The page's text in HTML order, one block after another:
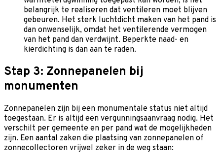
belangrijk te realiseren dat ventileren moet blijven
gebeuren. Het sterk luchtdicht maken van het pand is
dan onwenselijk, omdat het ventilerende vermogen
van het pand dan verdwijnt. Beperkte naad- en
kierdichting is dan aan te raden.
Stap 3: Zonnepanelen bij
monumenten
Zonnepanelen zijn bij een monumentale status niet altijd
toegestaan. Er is altijd een vergunningsaanvraag nodig. Het
verschilt per gemeente en per pand wat de mogelijkheden
zijn. Een aantal zaken die plaatsing van zonnepanelen of
zonnecollectoren vrijwel zeker in de weg staan: